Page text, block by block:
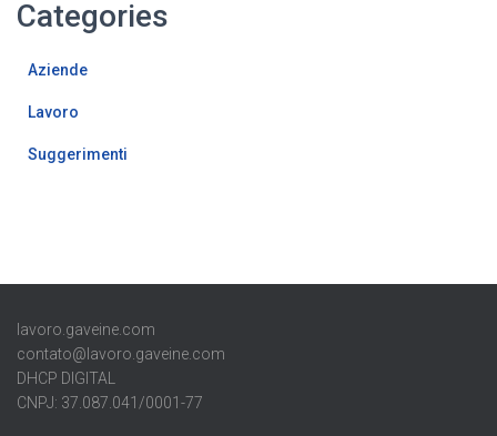
Categories
Aziende
Lavoro
Suggerimenti
lavoro.gaveine.com
contato@lavoro.gaveine.com
DHCP DIGITAL
CNPJ: 37.087.041/0001-77